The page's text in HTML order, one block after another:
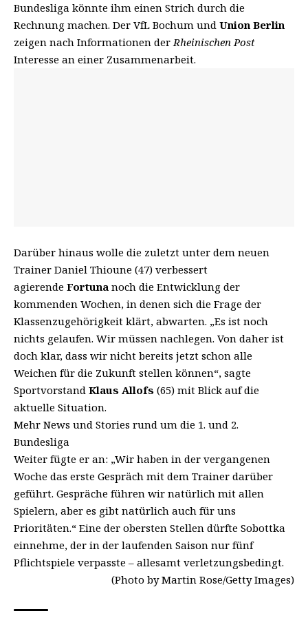
Bundesliga könnte ihm einen Strich durch die
Rechnung machen. Der VfL Bochum und Union Berlin
zeigen nach Informationen derRheinischen Post
Interesse an einer Zusammenarbeit.
Darüber hinaus wolle die zuletzt unter dem neuen
Trainer Daniel Thioune (47) verbessert
agierende Fortuna noch die Entwicklung der
kommenden Wochen, in denen sich die Frage der
Klassenzugehörigkeit klärt, abwarten. „Es ist noch
nichts gelaufen. Wir müssen nachlegen. Von daher ist
doch klar, dass wir nicht bereits jetzt schon alle
Weichen für die Zukunft stellen können“, sagte
Sportvorstand Klaus Allofs (65) mit Blick auf die
aktuelle Situation.
Mehr News und Stories rund um die 1. und 2.
Bundesliga
Weiter fügte er an: „Wir haben in der vergangenen
Woche das erste Gespräch mit dem Trainer darüber
geführt. Gespräche führen wir natürlich mit allen
Spielern, aber es gibt natürlich auch für uns
Prioritäten.“ Eine der obersten Stellen dürfte Sobottka
einnehme, der in der laufenden Saison nur fünf
Pflichtspiele verpasste – allesamt verletzungsbedingt.
(Photo by Martin Rose/Getty Images)